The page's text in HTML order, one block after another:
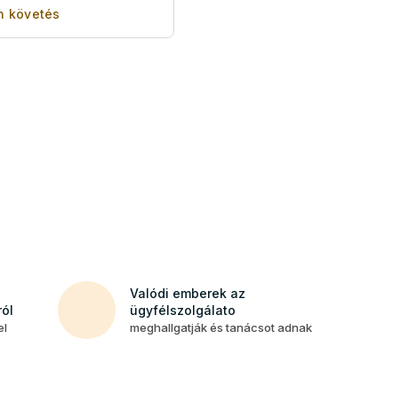
követés
Valódi emberek az
ügyfélszolgálato
meghallgatják és tanácsot adnak